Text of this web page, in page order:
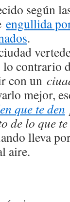
según
engullida
.
contrario
con un
mejor,
que te den
de lo que
lleva
aire.